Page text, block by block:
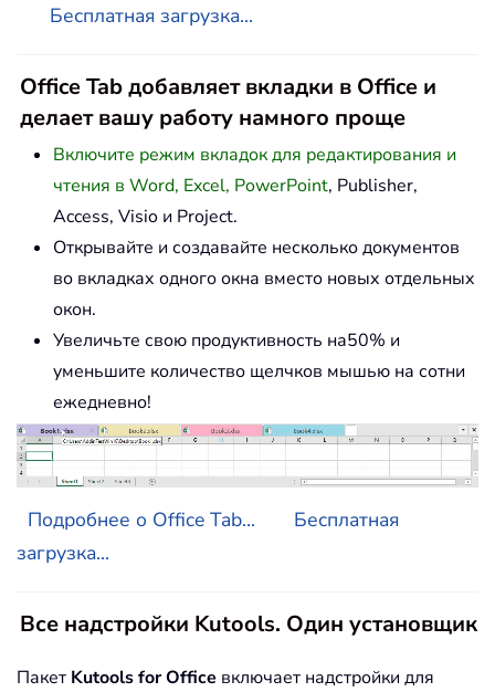
Бесплатная загрузка...
Office Tab добавляет вкладки в Office и
делает вашу работу намного проще
Включите режим вкладок для редактирования и
чтения в Word, Excel, PowerPoint, Publisher,
Access, Visio и Project.
Открывайте и создавайте несколько документов
во вкладках одного окна вместо новых отдельных
окон.
Увеличьте свою продуктивность на50% и
уменьшите количество щелчков мышью на сотни
ежедневно!
Подробнее о Office Tab...
Бесплатная
загрузка...
Все надстройки Kutools. Один установщик
Пакет Kutools for Office включает надстройки для